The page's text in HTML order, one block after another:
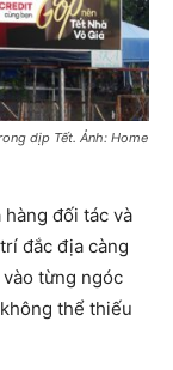
dịp Tết. Ảnh: Home
đối tác và
đắc địa càng
từng ngóc
thể thiếu